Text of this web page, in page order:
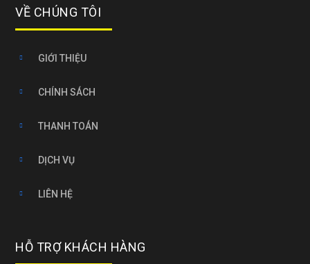
VỀ CHÚNG TÔI
GIỚI THIỆU
CHÍNH SÁCH
THANH TOÁN
DỊCH VỤ
LIÊN HỆ
HỖ TRỢ KHÁCH HÀNG